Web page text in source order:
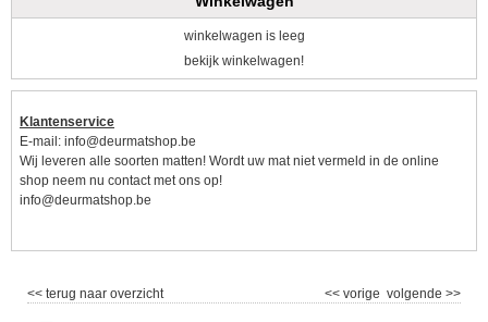
winkelwagen is leeg
bekijk winkelwagen!
Klantenservice
E-mail: info@deurmatshop.be
Wij leveren alle soorten matten! Wordt uw mat niet vermeld in de online
shop neem nu contact met ons op!
info@deurmatshop.be
<< terug naar overzicht volgende >>
<< vorige